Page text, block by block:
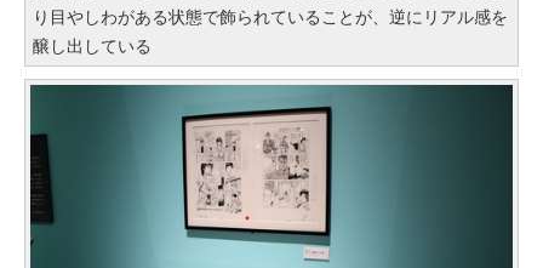
り目やしわがある状態で飾られていることが、逆にリアル感を
醸し出している